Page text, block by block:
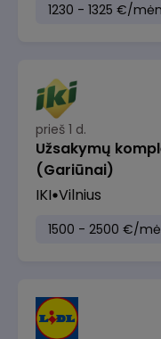
1230 - 1325 €/
prieš 1 d.
Užsakymų
(Gariūnai)
IKI Vilnius
1500 - 2500 €/